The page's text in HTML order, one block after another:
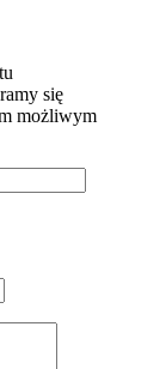
się
możliwym